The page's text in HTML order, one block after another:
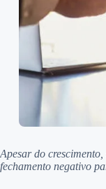
Apesar do
fechamento negativo